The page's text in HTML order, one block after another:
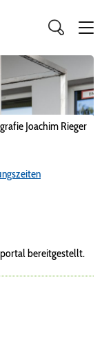
Joachim Rieger
bereitgestellt.